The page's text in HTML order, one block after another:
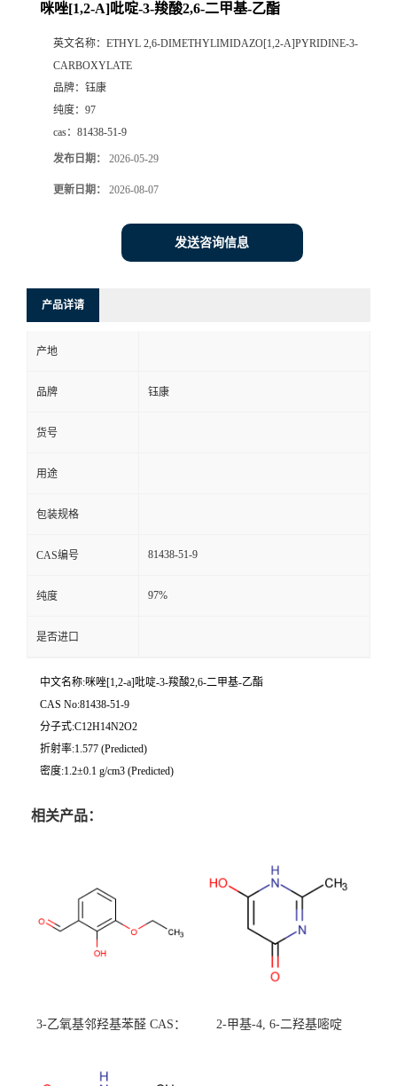
咪唑[1,2-A]吡啶-3-羧酸2,6-二甲基-乙酯
英文名称： ETHYL 2,6-DIMETHYLIMIDAZO[1,2-A]PYRIDINE-3-
CARBOXYLATE
品牌： 钰康
纯度： 97
cas： 81438-51-9
发布日期： 2026-05-29
更新日期： 2026-08-07
发送咨询信息
产品详请
产地
品牌 钰康
货号
用途
包装规格
CAS编号 81438-51-9
纯度 97%
是否进口
中文名称:咪唑[1,2-a]吡啶-3-羧酸2,6-二甲基-乙酯
CAS No:81438-51-9
分子式:C12H14N2O2
折射率:1.577 (Predicted)
密度:1.2±0.1 g/cm3 (Predicted)
相关产品：
3-乙氧基邻羟基苯醛 CAS：
校可先用后付
2-甲基-4, 6-二羟基嘧啶